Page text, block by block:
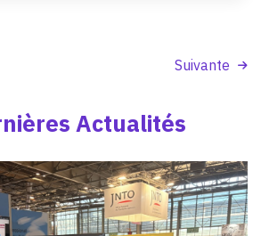
Suivante
Actualités